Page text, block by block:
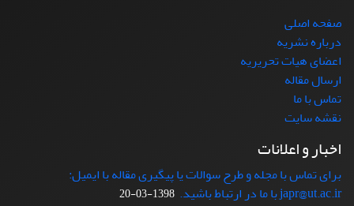
صفحه اصلی
درباره نشریه
اعضای هیات تحریریه
ارسال مقاله
تماس با ما
نقشه سایت
اخبار و اعلانات
برای تماس با مجله و طرح سوالات یا پیگیری مقاله با ایمیل:
japr@ut.ac.ir با ما در ارتباط باشید.
1398-03-20